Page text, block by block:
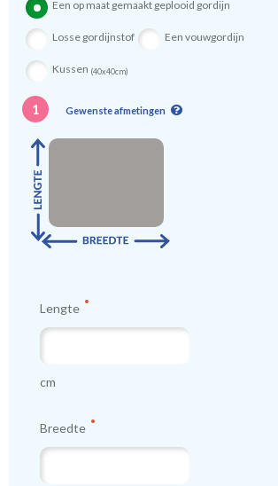
Een op maat gemaakt geplooid gordijn
Losse gordijnstof Een vouwgordijn
Kussen (40x40cm)
1 Gewenste afmetingen
Lengte
cm
Breedte